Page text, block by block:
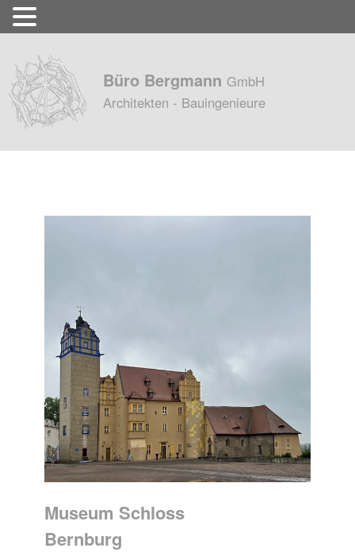
Büro Bergmann GmbH
Architekten - Bauingenieure
Museum Schloss
Bernburg